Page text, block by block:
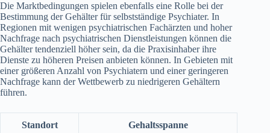
Die Marktbedingungen spielen ebenfalls eine Rolle bei der
Bestimmung der Gehälter für selbstständige Psychiater. In
Regionen mit wenigen psychiatrischen Fachärzten und hoher
Nachfrage nach psychiatrischen Dienstleistungen können die
Gehälter tendenziell höher sein, da die Praxisinhaber ihre
Dienste zu höheren Preisen anbieten können. In Gebieten mit
einer größeren Anzahl von Psychiatern und einer geringeren
Nachfrage kann der Wettbewerb zu niedrigeren Gehältern
führen.
Standort Gehaltsspanne